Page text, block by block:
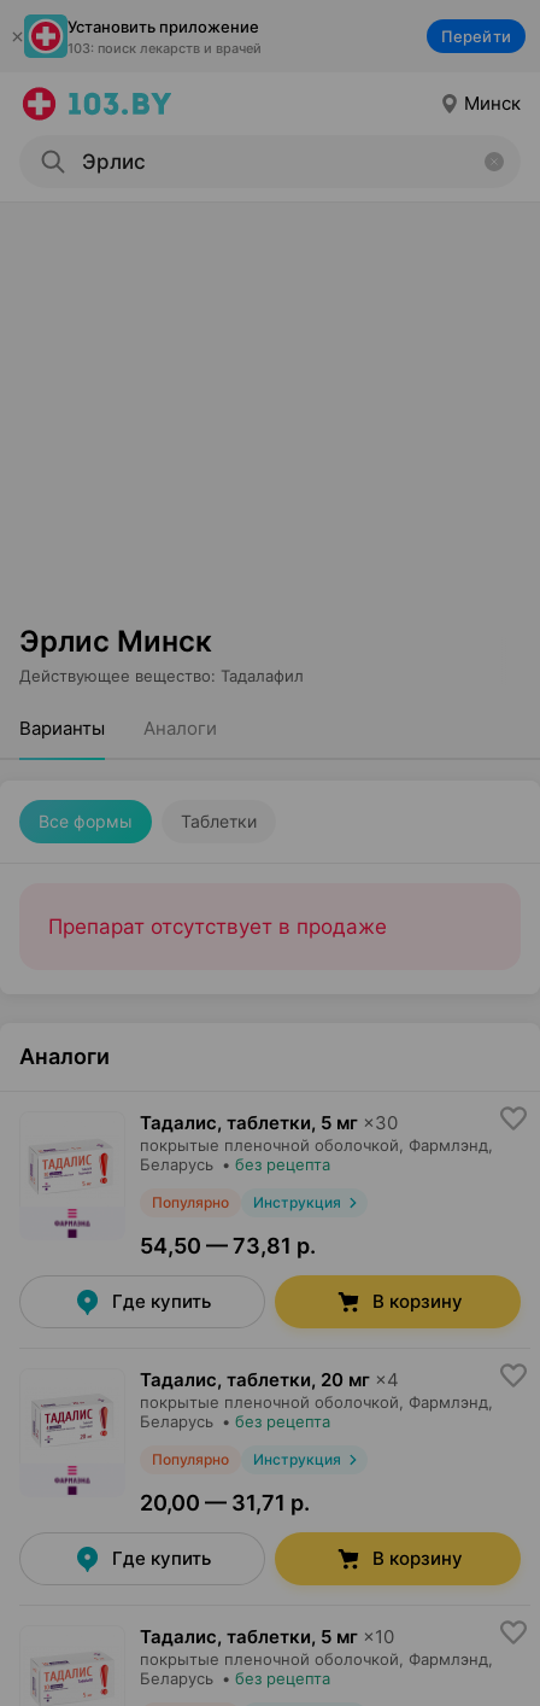
Установить приложение
103: поиск лекарств и врачей
Перейти
Минск
Эрлис Минск
Действующее вещество: Тадалафил
Варианты Аналоги
Все формы Таблетки
Препарат отсутствует в продаже
Аналоги
Тадалис, таблетки, 5 мг ×30
покрытые пленочной оболочкой, Фармлэнд
Беларусь • без рецепта
Популярно Инструкция
54,50 — 73,81 р.
Где купить В корзину
Тадалис, таблетки, 20 мг ×4
покрытые пленочной оболочкой, Фармлэнд
Беларусь • без рецепта
Популярно Инструкция
20,00 — 31,71 р.
Где купить В корзину
Тадалис, таблетки, 5 мг ×10
покрытые пленочной оболочкой, Фармлэнд
Беларусь • без рецепта